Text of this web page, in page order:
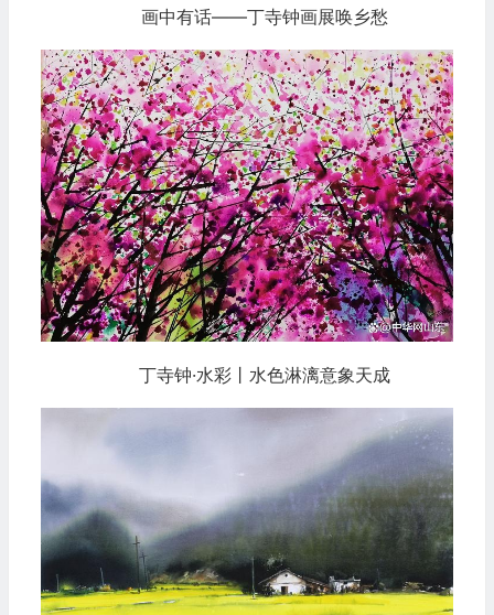
画中有话——丁寺钟画展唤乡愁
丁寺钟·水彩丨水色淋漓意象天成